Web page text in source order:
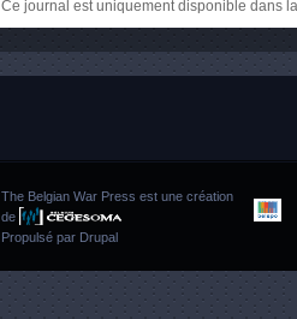
Ce journal est uniquement disponible dans
The Belgian War Press est une création
de
Propulsé par Drupal